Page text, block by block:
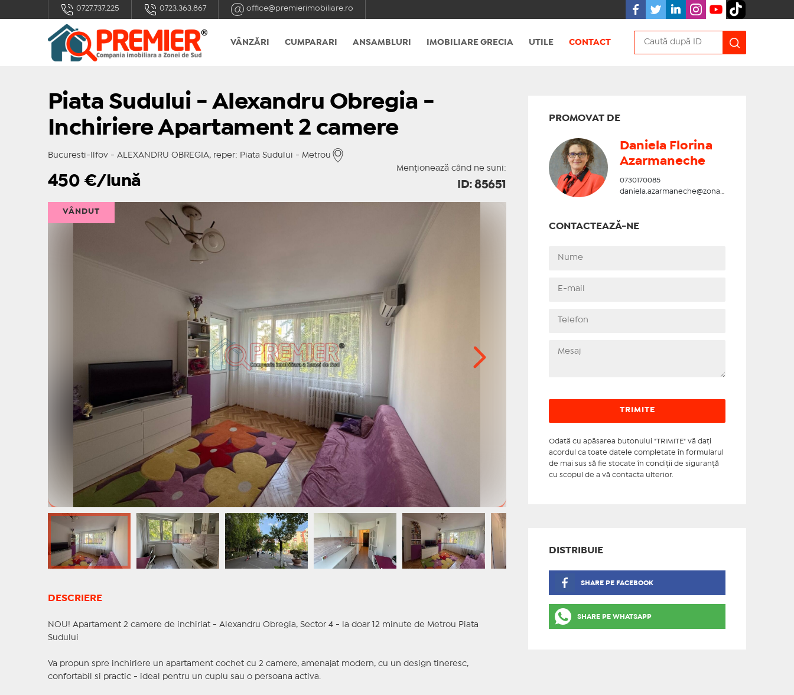
0727.737.225 0723.363.867 office@premierimobiliare.ro
VÂNZĂRI CUMPARARI ANSAMBLURI IMOBILIARE GRECIA UTILE CONTACT
Piata Sudului - Alexandru Obregia -
Inchiriere Apartament 2 camere
Bucuresti-Ilfov - ALEXANDRU OBREGIA, reper: Piata Sudului - Metrou
Menționează când ne suni:
450 €/lună ID: 85651
VÂNDUT
DESCRIERE
NOU! Apartament 2 camere de inchiriat - Alexandru Obregia, Sector 4 - la doar 12 minute de Metrou Piata
Sudului
Va propun spre inchiriere un apartament cochet cu 2 camere, amenajat modern, cu un design tineresc,
confortabil si practic - ideal pentru un cuplu sau o persoana activa.
PROMOVAT DE
Daniela Florina
Azarmaneche
0730170085
CONTACTEAZĂ-NE
Odată cu apăsarea butonului "TRIMITE" vă daţi
acordul ca toate datele completate în formularul
de mai sus să fie stocate în condiţii de siguranţă
cu scopul de a vă contacta ulterior.
DISTRIBUIE
SHARE PE FACEBOOK
SHARE PE WHATSAPP